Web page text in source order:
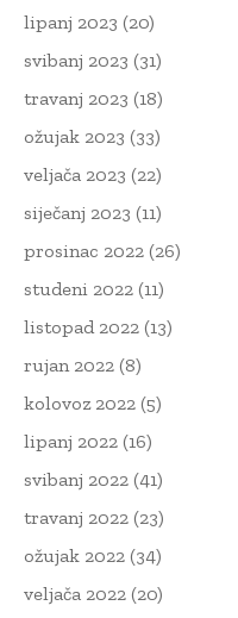
lipanj 2023 (20)
svibanj 2023 (31)
travanj 2023 (18)
ožujak 2023 (33)
veljača 2023 (22)
siječanj 2023 (11)
prosinac 2022 (26)
studeni 2022 (11)
listopad 2022 (13)
rujan 2022 (8)
kolovoz 2022 (5)
lipanj 2022 (16)
svibanj 2022 (41)
travanj 2022 (23)
ožujak 2022 (34)
veljača 2022 (20)